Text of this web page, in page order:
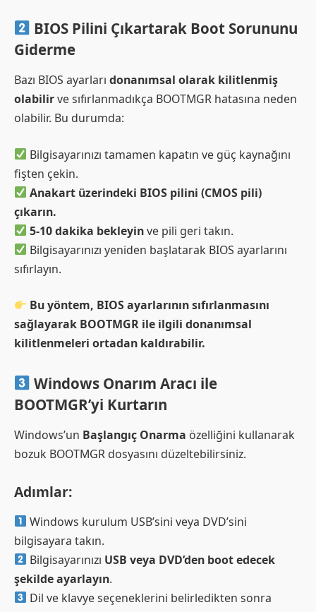
BIOS Pilini Çıkartarak Boot Sorununu
Giderme
Bazı BIOS ayarları donanımsal olarak kilitlenmiş
olabilirve sıfırlanmadıkça BOOTMGR hatasına neden
olabilir. Bu durumda:
Bilgisayarınızı tamamen kapatın ve güç kaynağını
fişten çekin.
Anakart üzerindeki BIOS pilini (CMOS pili)
çıkarın.
5-10 dakika bekleyinve pili geri takın.
Bilgisayarınızı yeniden başlatarak BIOS ayarlarını
sıfırlayın.
Bu yöntem, BIOS ayarlarının sıfırlanmasını
sağlayarak BOOTMGR ile ilgili donanımsal
kilitlenmeleri ortadan kaldırabilir.
Windows Onarım Aracı ile
BOOTMGR’yi Kurtarın
Windows’un Başlangıç Onarma özelliğini kullanarak
bozuk BOOTMGR dosyasını düzeltebilirsiniz.
Adımlar:
Windows kurulum USB’sini veya DVD’sini
bilgisayara takın.
Bilgisayarınızı USB veya DVD’den boot edecek
şekilde ayarlayın.
Dil ve klavye seçeneklerini belirledikten sonra